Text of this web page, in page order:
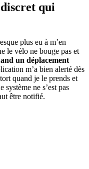
discret qui
plus eu à m’en
le vélo ne bouge pas et
un déplacement
m’a bien alerté dès
quand je le prends et
ne s’est pas
être notifié.